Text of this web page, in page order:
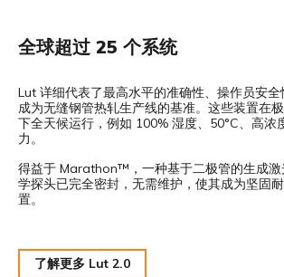
全球超过 25 个系统
Lut 详细代表了最高水平的准确性、操作员安
成为无缝钢管热轧生产线的基准。这些装置在
下全天候运行，例如 100% 湿度、50°C、高浓
力。
得益于 Marathon™，一种基于二极管的生成激
学探头已完全密封，无需维护，使其成为坚固
置。
了解更多 Lut 2.0